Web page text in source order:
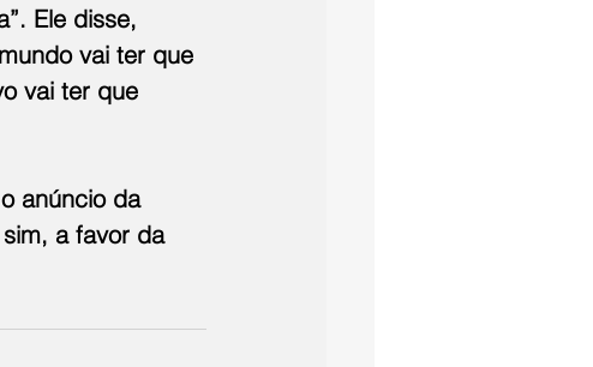
Ele disse,
vai ter que
vai ter que
anúncio da
a favor da